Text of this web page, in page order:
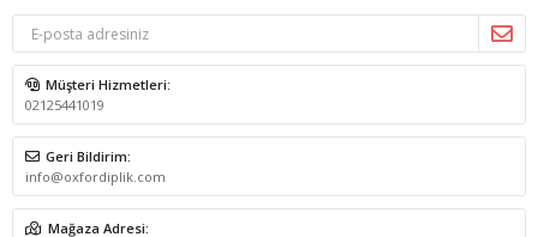
Müşteri Hizmetleri:
02125441019
Geri Bildirim:
info@oxfordiplik.com
Mağaza Adresi: